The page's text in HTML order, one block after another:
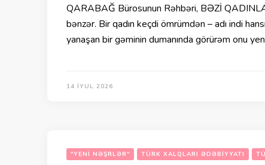
QARABAĞ Bürosunun Rəhbəri, BƏZİ
bənzər. Bir qadın keçdi ömrümdən – adı indi
yanaşan bir gəminin dumanında görürəm onu
14 İYUL 2026
"YENI NƏŞRLƏR" TÜRK XALQLARI ƏDƏBIYYATI